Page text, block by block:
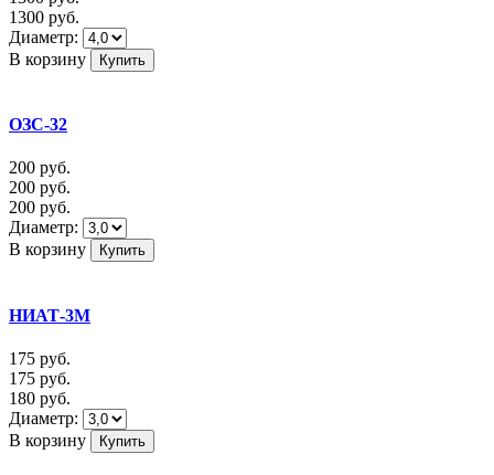
1300 руб.
Диаметр:
В корзину
ОЗС-32
200 руб.
200 руб.
200 руб.
Диаметр:
В корзину
НИАТ-3М
175 руб.
175 руб.
180 руб.
Диаметр:
В корзину